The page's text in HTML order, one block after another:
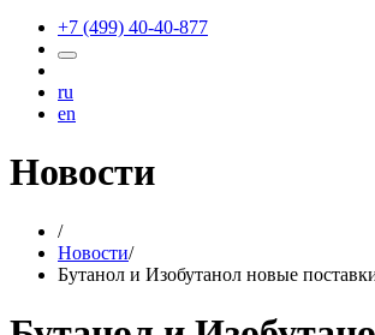
+7 (499) 40-40-877
ru
en
Новости
/
Новости/
Бутанол и Изобутанол новые